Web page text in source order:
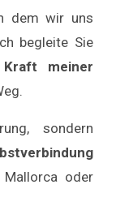
dem wir uns
begleite Sie
Kraft meiner
sondern
oder